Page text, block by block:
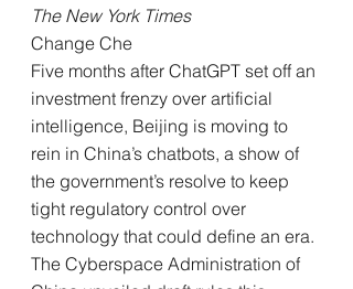
The New York Times
Change Che
Five months after ChatGPT set off an
investment frenzy over artificial
intelligence, Beijing is moving to
rein in China’s chatbots, a show of
the government’s resolve to keep
tight regulatory control over
technology that could define an era.
The Cyberspace Administration of